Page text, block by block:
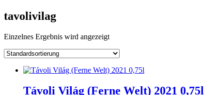
tavolivilag
Einzelnes Ergebnis wird angezeigt
Távoli Világ (Ferne Welt) 2021 0,75l